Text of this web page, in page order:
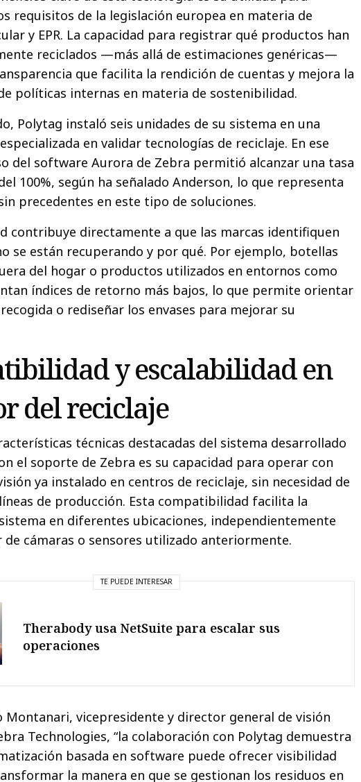
requisitos de la legislación europea en materia de
y EPR. La capacidad para registrar qué productos han
reciclados —más allá de estimaciones genéricas—
que facilita la rendición de cuentas y mejora la
políticas internas en materia de sostenibilidad.
Polytag instaló seis unidades de su sistema en una
en validar tecnologías de reciclaje. En ese
del software Aurora de Zebra permitió alcanzar una tasa
100%, según ha señalado Anderson, lo que representa
precedentes en este tipo de soluciones.
contribuye directamente a que las marcas identifiquen
se están recuperando y por qué. Por ejemplo, botellas
del hogar o productos utilizados en entornos como
índices de retorno más bajos, lo que permite orientar
o rediseñar los envases para mejorar su
y escalabilidad en
del reciclaje
técnicas destacadas del sistema desarrollado
el soporte de Zebra es su capacidad para operar con
ya instalado en centros de reciclaje, sin necesidad de
de producción. Esta compatibilidad facilita la
en diferentes ubicaciones, independientemente
de cámaras o sensores utilizado anteriormente.
TE PUEDE INTERESAR
Therabody usa NetSuite para escalar sus
operaciones
Montanari, vicepresidente y director general de visión
Technologies, “la colaboración con Polytag demuestra
basada en software puede ofrecer visibilidad
la manera en que se gestionan los residuos en